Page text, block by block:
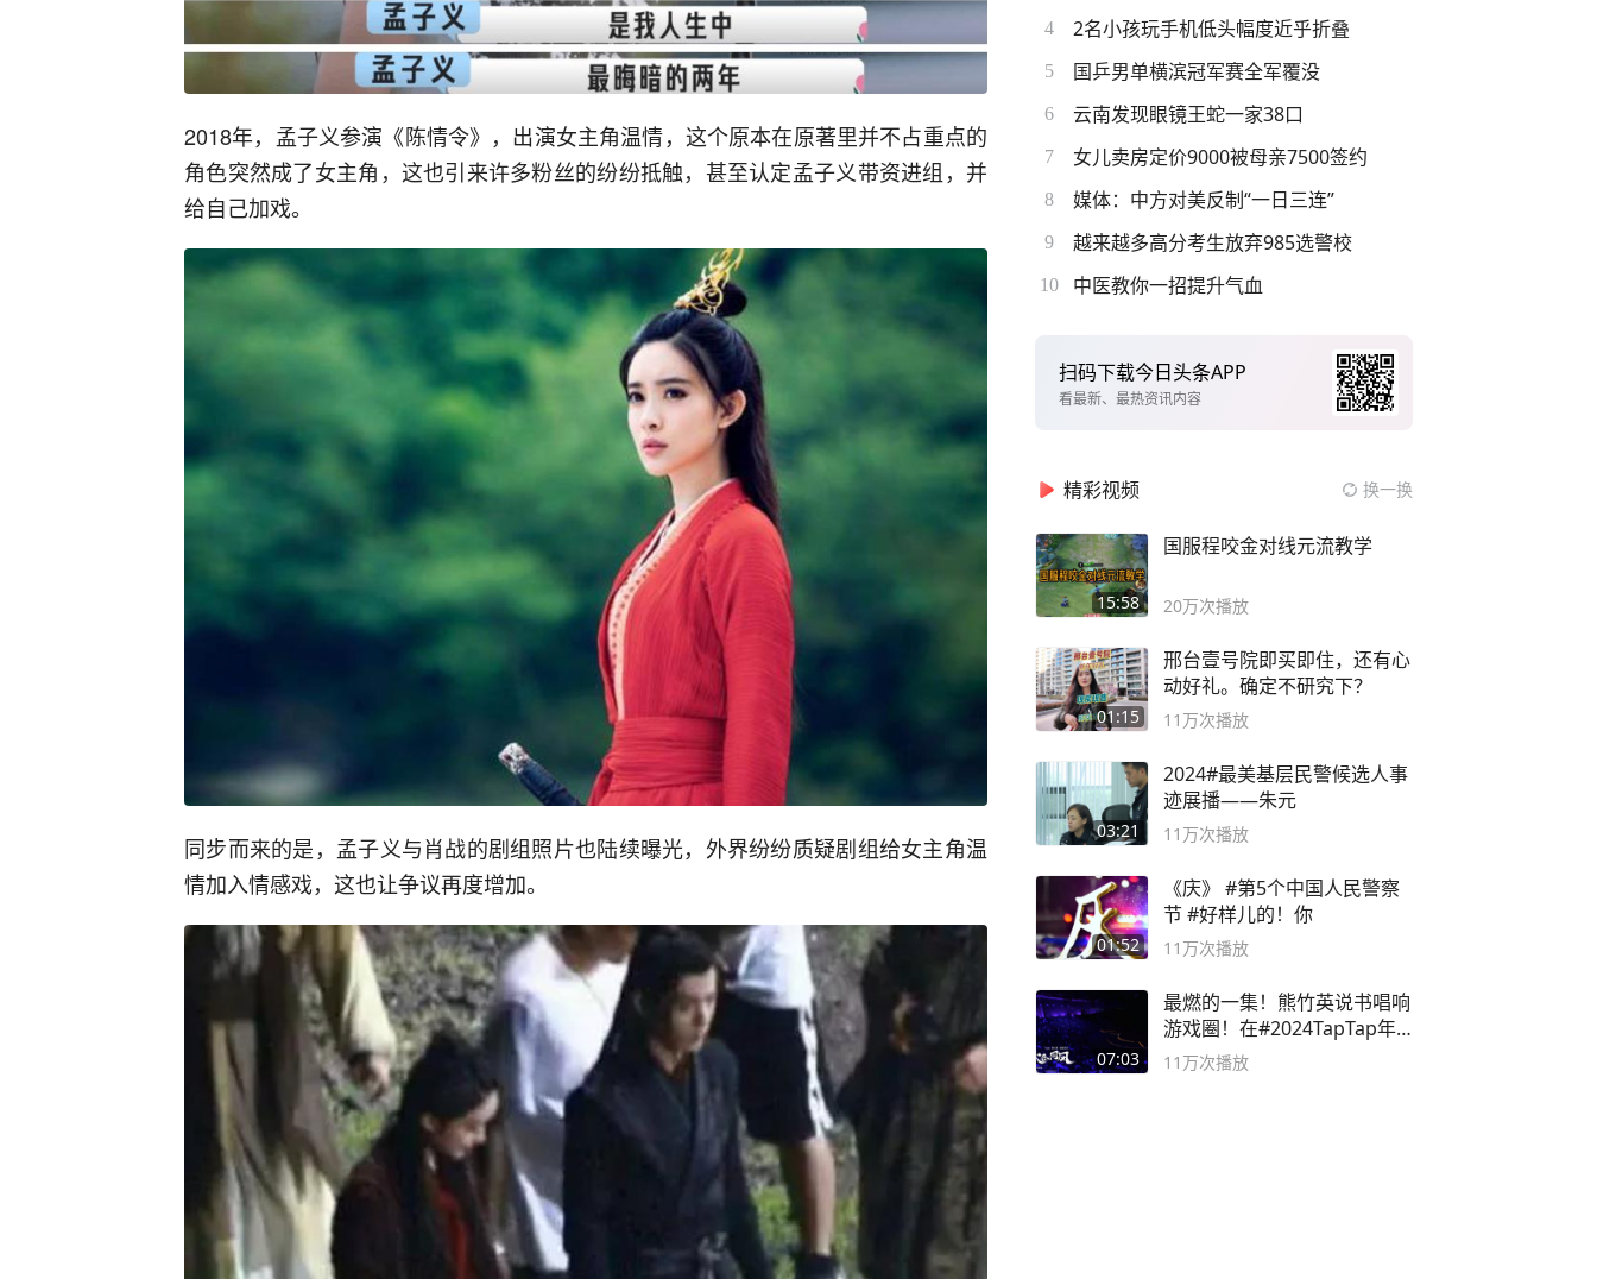
2018年，孟子义参演《陈情令》，出演女主角温情，这个原本在原著里并不占重点的
角色突然成了女主角，这也引来许多粉丝的纷纷抵触，甚至认定孟子义带资进组，并
给自己加戏。
同步而来的是，孟子义与肖战的剧组照片也陆续曝光，外界纷纷质疑剧组给女主角温
情加入情感戏，这也让争议再度增加。
4 2名小孩玩手机低头幅度近乎折叠
5 国乒男单横滨冠军赛全军覆没
6 云南发现眼镜王蛇一家38口
7 女儿卖房定价9000被母亲7500签约
8 媒体：中方对美反制“一日三连”
9 越来越多高分考生放弃985选警校
10 中医教你一招提升气血
扫码下载今日头条APP
看最新、最热资讯内容
精彩视频 换一换
15:58
国服程咬金对线元流教学
20万次播放
01:15
邢台壹号院即买即住，还有心
动好礼。确定不研究下？
11万次播放
03:21
2024#最美基层民警候选人事
迹展播——朱元
11万次播放
01:52
《庆》 #第5个中国人民警察
节 #好样儿的！你
11万次播放
07:03
最燃的一集！熊竹英说书唱响
游戏圈！在#2024TapTap年
度游戏大赏
11万次播放